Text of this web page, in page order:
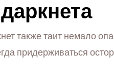
также таит немало
придерживаться